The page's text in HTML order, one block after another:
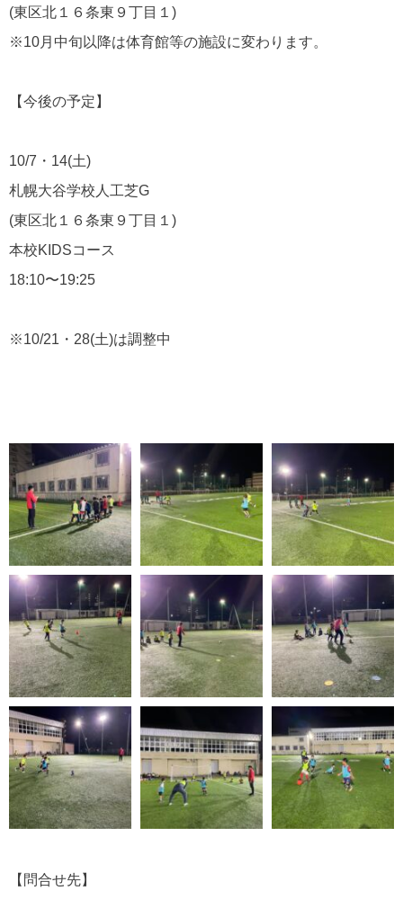
(東区北１６条東９丁目１)
※10月中旬以降は体育館等の施設に変わります。
【今後の予定】
10/7・14(土)
札幌大谷学校人工芝G
(東区北１６条東９丁目１)
本校KIDSコース
18:10〜19:25
※10/21・28(土)は調整中
【問合せ先】